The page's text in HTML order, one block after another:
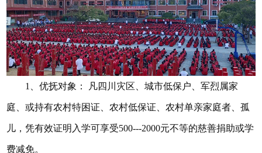
1、优抚对象： 凡四川灾区、城市低保户、军烈属家
庭、或持有农村特困证、农村低保证、农村单亲家庭者、孤
儿，凭有效证明入学可享受500---2000元不等的慈善捐助或学
费减免。